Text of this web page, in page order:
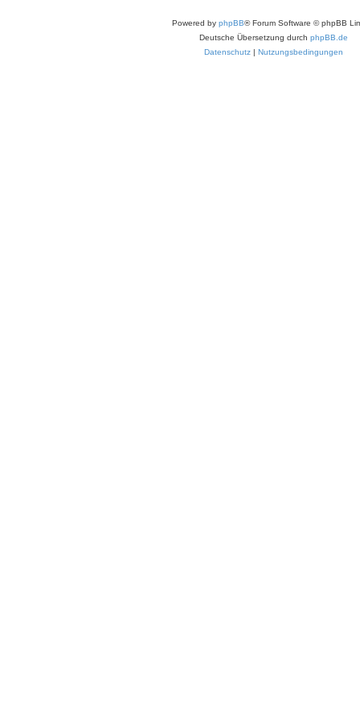
Powered by phpBB® Forum Software © phpBB
Deutsche Übersetzung durch phpBB.de
Datenschutz | Nutzungsbedingungen